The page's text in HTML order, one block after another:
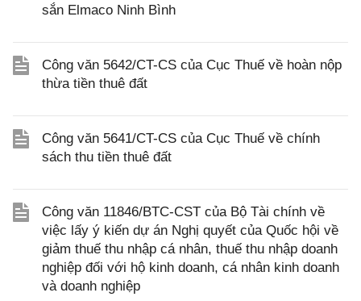
sắn Elmaco Ninh Bình
Công văn 5642/CT-CS của Cục Thuế về hoàn nộp
thừa tiền thuê đất
Công văn 5641/CT-CS của Cục Thuế về chính
sách thu tiền thuê đất
Công văn 11846/BTC-CST của Bộ Tài chính về
việc lấy ý kiến dự án Nghị quyết của Quốc hội về
giảm thuế thu nhập cá nhân, thuế thu nhập doanh
nghiệp đối với hộ kinh doanh, cá nhân kinh doanh
và doanh nghiệp